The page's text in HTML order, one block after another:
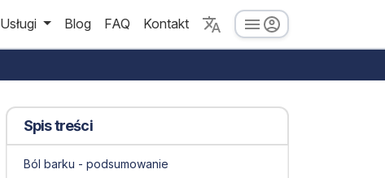
Usługi Blog FAQ Kontakt
Spis treści
Ból barku - podsumowanie